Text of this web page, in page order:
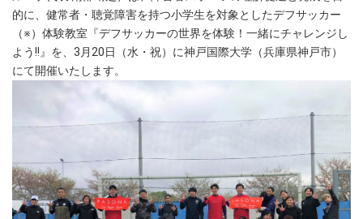
的に、健常者・聴覚障害を持つ小学生を対象としたデフサッカー
（※）体験教室『デフサッカーの世界を体験！一緒にチャレンジし
よう!!』を、3月20日（水・祝）に神戸国際大学（兵庫県神戸市）
にて開催いたします。